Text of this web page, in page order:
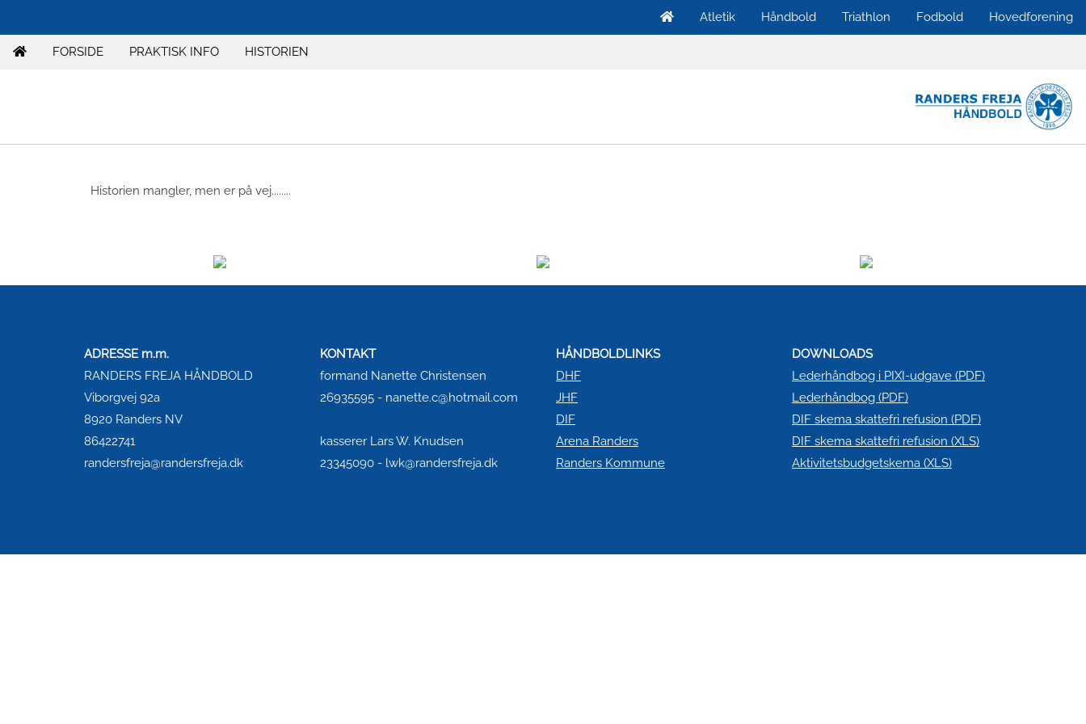
Hovedforening
Fodbold
Triathlon
Håndbold
Atletik
FORSIDE PRAKTISK INFO HISTORIEN
Historien mangler, men er på vej........
ADRESSE m.m.
RANDERS FREJA HÅNDBOLD
Viborgvej 92a
8920 Randers NV
86422741
randersfreja@randersfreja.dk
KONTAKT
formand Nanette Christensen
26935595 - nanette.c@hotmail.com
kasserer Lars W. Knudsen
23345090 - lwk@randersfreja.dk
HÅNDBOLDLINKS
DHF
JHF
DIF
Arena Randers
Randers Kommune
DOWNLOADS
Lederhåndbog i PIXI-udgave (PDF)
Lederhåndbog (PDF)
DIF skema skattefri refusion (PDF)
DIF skema skattefri refusion (XLS)
Aktivitetsbudgetskema (XLS)